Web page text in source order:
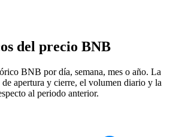
del precio BNB
BNB por día, semana, mes o año. La
apertura y cierre, el volumen diario y la
al periodo anterior.